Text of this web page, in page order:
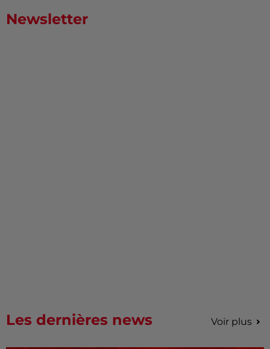
Newsletter
Les dernières news Voir plus